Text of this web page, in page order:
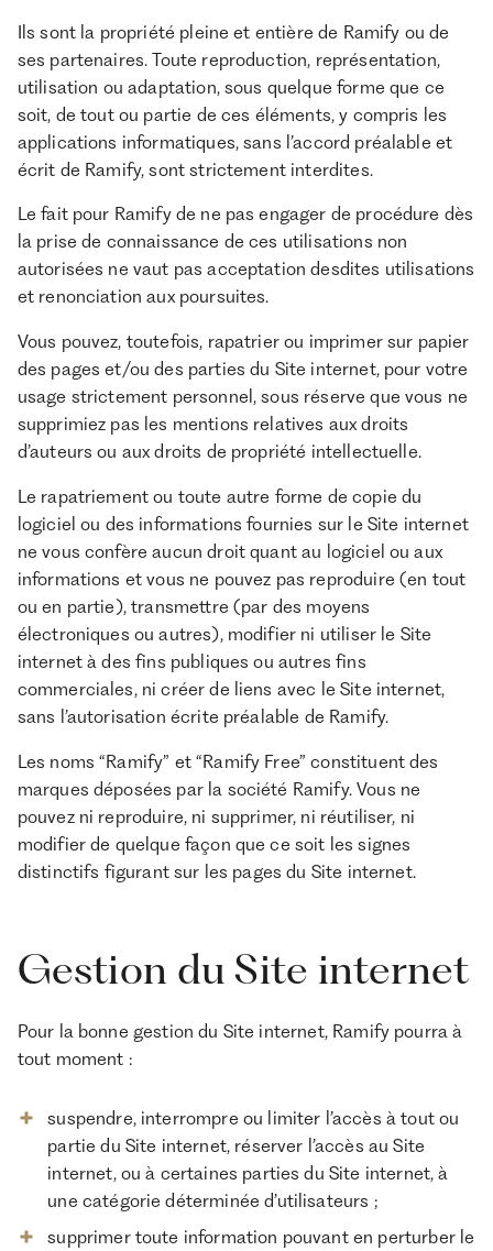
Ils sont la propriété pleine et entière de Ramify ou de
ses partenaires. Toute reproduction, représentation,
utilisation ou adaptation, sous quelque forme que ce
soit, de tout ou partie de ces éléments, y compris les
applications informatiques, sans l’accord préalable et
écrit de Ramify, sont strictement interdites.
Le fait pour Ramify de ne pas engager de procédure dès
la prise de connaissance de ces utilisations non
autorisées ne vaut pas acceptation desdites utilisations
et renonciation aux poursuites.
Vous pouvez, toutefois, rapatrier ou imprimer sur papier
des pages et/ou des parties du Site internet, pour votre
usage strictement personnel, sous réserve que vous ne
supprimiez pas les mentions relatives aux droits
d’auteurs ou aux droits de propriété intellectuelle.
Le rapatriement ou toute autre forme de copie du
logiciel ou des informations fournies sur le Site internet
ne vous confère aucun droit quant au logiciel ou aux
informations et vous ne pouvez pas reproduire (en tout
ou en partie), transmettre (par des moyens
électroniques ou autres), modifier ni utiliser le Site
internet à des fins publiques ou autres fins
commerciales, ni créer de liens avec le Site internet,
sans l’autorisation écrite préalable de Ramify.
Les noms “Ramify” et “Ramify Free” constituent des
marques déposées par la société Ramify. Vous ne
pouvez ni reproduire, ni supprimer, ni réutiliser, ni
modifier de quelque façon que ce soit les signes
distinctifs figurant sur les pages du Site internet.
Gestion du Site internet
Pour la bonne gestion du Site internet, Ramify pourra à
tout moment :
suspendre, interrompre ou limiter l’accès à tout ou
partie du Site internet, réserver l’accès au Site
internet, ou à certaines parties du Site internet, à
une catégorie déterminée d’utilisateurs ;
supprimer toute information pouvant en perturber le